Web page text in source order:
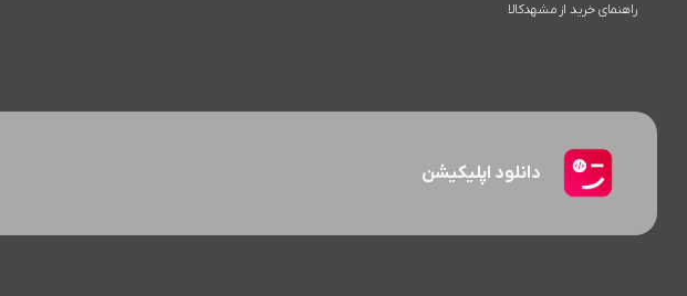
راهنمای خرید از مشهدکالا
دانلود اپلیکیشن